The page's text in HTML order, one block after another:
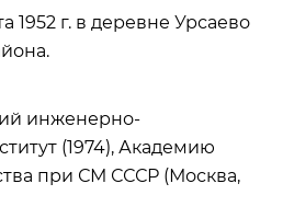
1952 г. в деревне Урсаево
инженерно-
(1974), Академию
при СМ СССР (Москва,